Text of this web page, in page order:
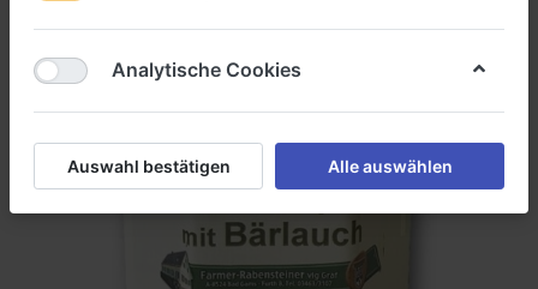
Analytische Cookies
Auswahl bestätigen Alle auswählen